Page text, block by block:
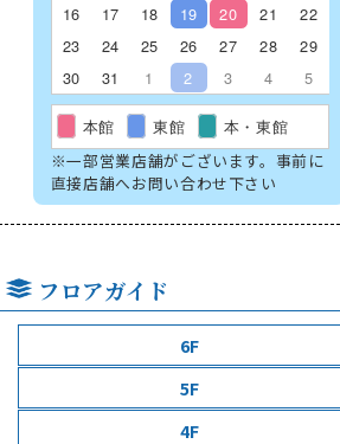
16
17 18 19 20 21
22
23
24 25 26 27 28
29
30
31 1 2 3 4 5
本館 東館
本・東館
※一部営業店舗がございます。事前に
直接店舗へお問い合わせ下さい
フロアガイド
6F
5F
4F